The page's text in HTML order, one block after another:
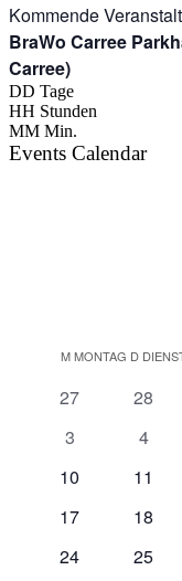
Kommende
BraWo Carree
Carree)
DD Tage
HH Stunden
MM Min.
Events Calendar
Kalender
von
MMONTAG D
0
27
0
28
0
3
0
4
0
10
0
11
0
17
0
18
0
24
0
25